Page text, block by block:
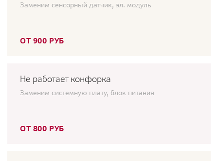
Заменим сенсорный датчик, эл. модуль
ОТ 900 РУБ
Не работает конфорка
Заменим системную плату, блок питания
ОТ 800 РУБ